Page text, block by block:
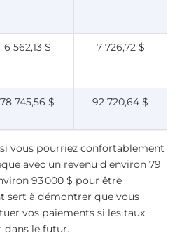
6 562,13 $ 7 726,72 $
78 745,56 $ 92 720,64 $
vous pourriez confortablement
avec un revenu d’environ 79
93 000 $ pour être
sert à démontrer que vous
vos paiements si les taux
dans le futur.